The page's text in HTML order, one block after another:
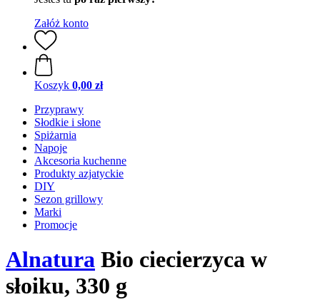
Załóż konto
Koszyk 0,00 zł
Przyprawy
Słodkie i słone
Spiżarnia
Napoje
Akcesoria kuchenne
Produkty azjatyckie
DIY
Sezon grillowy
Marki
Promocje
Alnatura Bio ciecierzyca w
słoiku, 330 g